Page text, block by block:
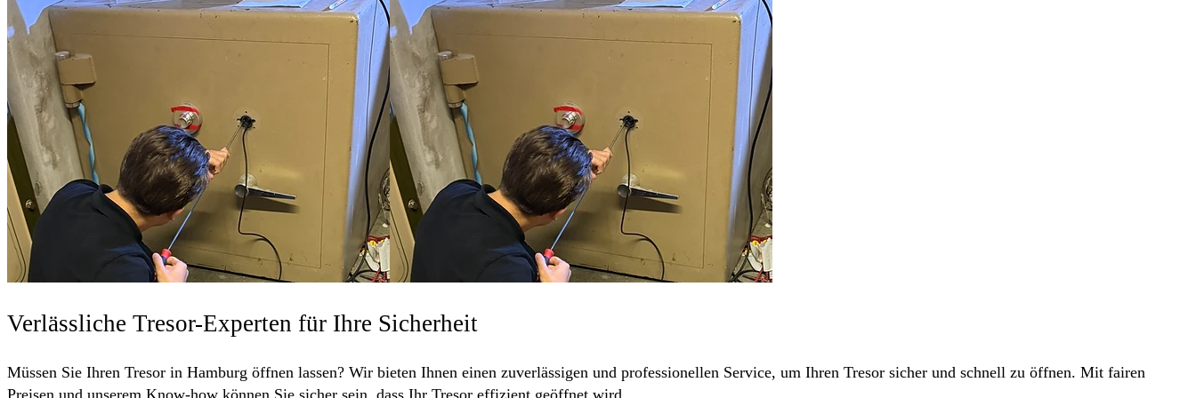
Verlässliche Tresor-Experten für Ihre Sicherheit
Müssen Sie Ihren Tresor in Hamburg öffnen lassen? Wir bieten Ihnen einen zuverlässigen und professionellen Service, um Ihren Tresor sicher und schnell zu öffnen. Mit fairen